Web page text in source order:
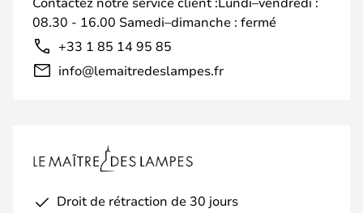
08.30 - 16.00 Samedi–dimanche : fermé
+33 1 85 14 95 85
info@lemaitredeslampes.fr
Droit de rétraction de 30 jours